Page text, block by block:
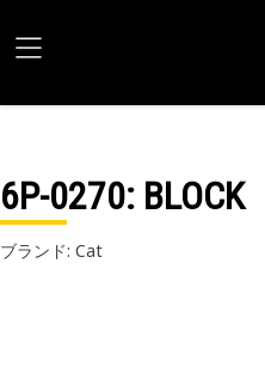
6P-0270: BLOCK
ブランド: Cat